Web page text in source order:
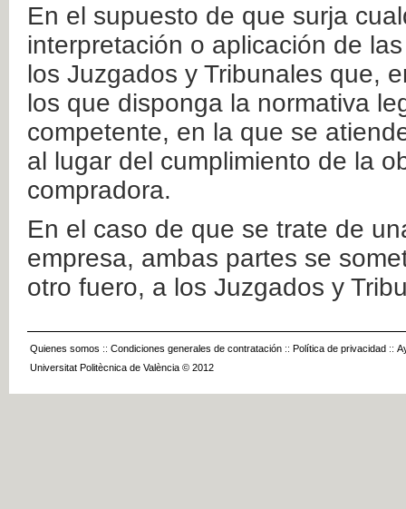
En el supuesto de que surja
interpretación o aplicación de
los Juzgados y Tribunales que,
los que disponga la normativa
competente, en la que se
al lugar del cumplimiento de la
compradora.
En el caso de que se trate de
empresa, ambas partes se
otro fuero, a los Juzgados y
Quienes somos :: Condiciones generales de contratación :: Política de privacidad ::
Universitat Politècnica de València © 2012